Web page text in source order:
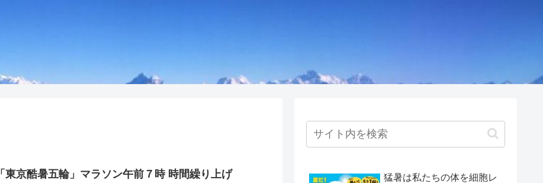
「東京酷暑五輪」マラソン午前７時 時間繰り上げ
猛暑は私たちの体を細胞レ